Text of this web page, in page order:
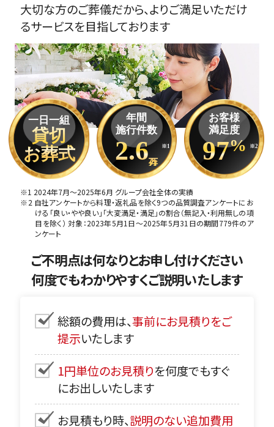
大切な方のご葬儀だから、よりご満足いただけ
るサービスを目指しております
一日一組
貸切
お葬式
年間
施行件数
2.6 ※1
お客様
満足度
97% ※2
※1 2024年7月～2025年6月 グループ会社全体の実績
※2 自社アンケートから料理・返礼品を除く9つの品質調査アンケートにお
ける「良い・やや良い」「大変満足・満足」の割合（無記入・利用無しの項
目を除く） 対象：2023年5月1日〜2025年5月31日の期間779件のア
ンケート
ご不明点は何なりとお申し付けください
何度でもわかりやすくご説明いたします
総額の費用は、事前にお見積りをご
提示いたします
1円単位のお見積りを何度でもすぐ
にお出しいたします
お見積もり時、説明のない追加費用